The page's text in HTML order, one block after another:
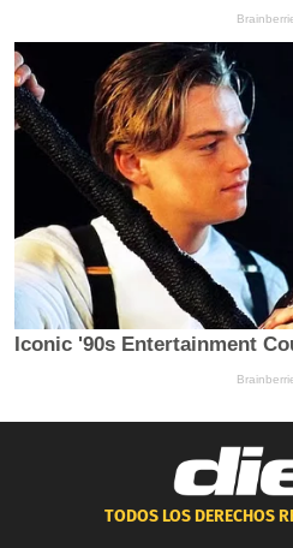
TODOS LOS DERECHOS